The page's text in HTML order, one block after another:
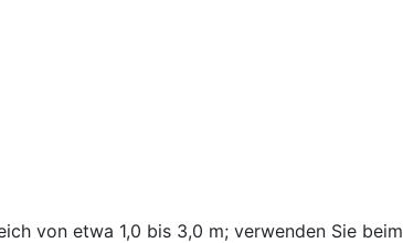
von etwa 1,0 bis 3,0 m; verwenden Sie beim